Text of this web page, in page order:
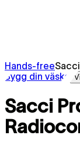
Hands-free
Bygg din väska
Sacci